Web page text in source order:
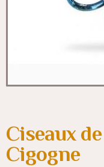
Ciseaux
Cigogne